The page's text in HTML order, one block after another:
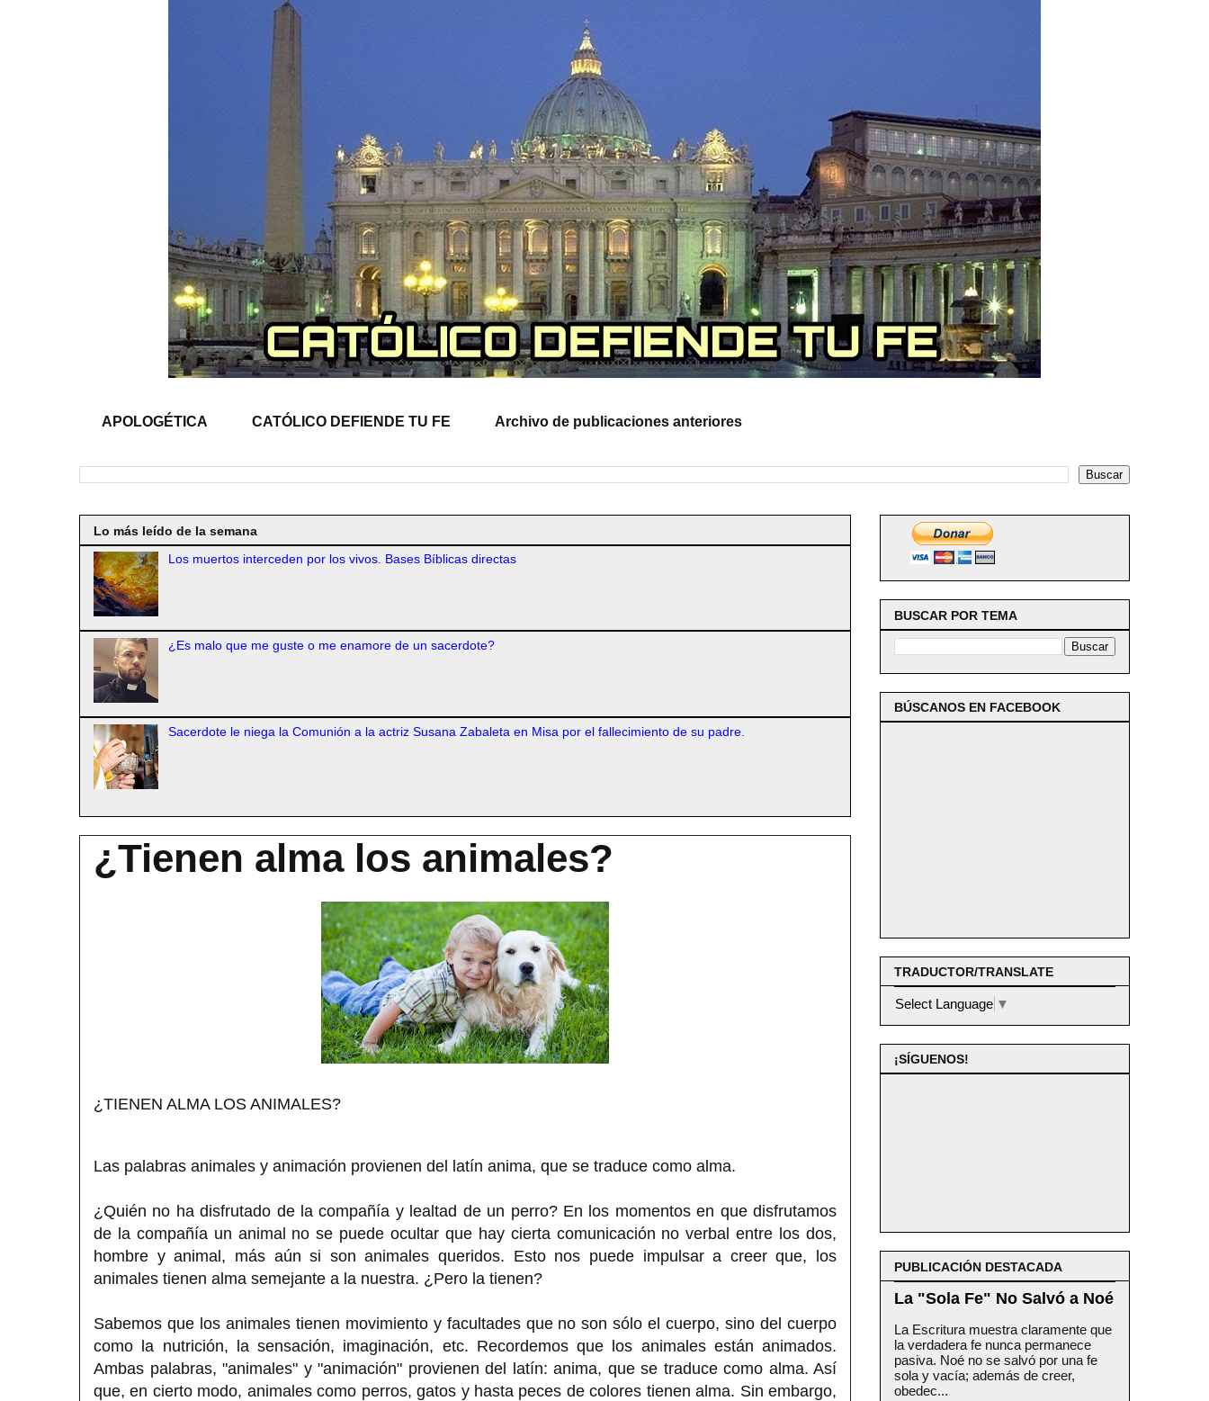
APOLOGÉTICA CATÓLICO DEFIENDE TU FE Archivo de publicaciones anteriores
Lo más leído de la semana
Los muertos interceden por los vivos. Bases Bíblicas directas
¿Es malo que me guste o me enamore de un sacerdote?
Sacerdote le niega la Comunión a la actriz Susana Zabaleta en Misa por el fallecimiento de su padre.
¿Tienen alma los animales?
¿TIENEN ALMA LOS ANIMALES?
Las palabras animales y animación provienen del latín anima, que se traduce como alma.
¿Quién no ha disfrutado de la compañía y lealtad de un perro? En los momentos en que disfrutamos
de la compañía un animal no se puede ocultar que hay cierta comunicación no verbal entre los dos,
hombre y animal, más aún si son animales queridos. Esto nos puede impulsar a creer que, los
animales tienen alma semejante a la nuestra. ¿Pero la tienen?
Sabemos que los animales tienen movimiento y facultades que no son sólo el cuerpo, sino del cuerpo
como la nutrición, la sensación, imaginación, etc. Recordemos que los animales están animados.
Ambas palabras, "animales" y "animación" provienen del latín: anima, que se traduce como alma. Así
que, en cierto modo, animales como perros, gatos y hasta peces de colores tienen alma. Sin embargo,
BUSCAR POR TEMA
BÚSCANOS EN FACEBOOK
TRADUCTOR/TRANSLATE
Select Language ▼
¡SÍGUENOS!
PUBLICACIÓN DESTACADA
La "Sola Fe" No Salvó a Noé
La Escritura muestra claramente que
la verdadera fe nunca permanece
pasiva. Noé no se salvó por una fe
sola y vacía; además de creer,
obedec...